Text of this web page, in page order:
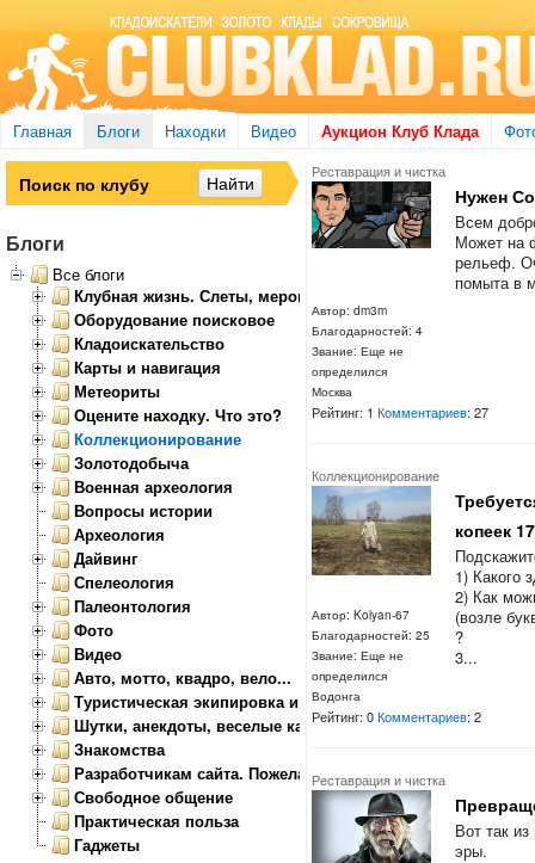
Главная Блоги Находки Видео Аукцион Клуб Клада
Реставрация и чистка
Автор: dm3m
Благодарностей: 4
Звание: Еще не
определился
Москва
Нужен
Всем
Может на
рельеф.
помыта в
Рейтинг: 1Комментариев: 27
Коллекционирование
Автор: Kolyan-67
Благодарностей: 25
Звание: Еще не
определился
Водонга
копеек
1) Какого
2) Как
(возле
?
3...
Рейтинг: 0Комментариев: 2
Реставрация и чистка
Вот так
эры.
Блоги
Все блоги
Клубная жизнь. Слеты, мероприятия
Оборудование поисковое
Кладоискательство
Карты и навигация
Метеориты
Оцените находку. Что это?
Коллекционирование
Золотодобыча
Военная археология
Вопросы истории
Археология
Дайвинг
Спелеология
Палеонтология
Фото
Видео
Авто, мотто, квадро, вело...
Туристическая экипировка и снаряжение
Шутки, анекдоты, веселые картинки
Знакомства
Разработчикам сайта. Пожелания, замечания.
Свободное общение
Практическая польза
Гаджеты